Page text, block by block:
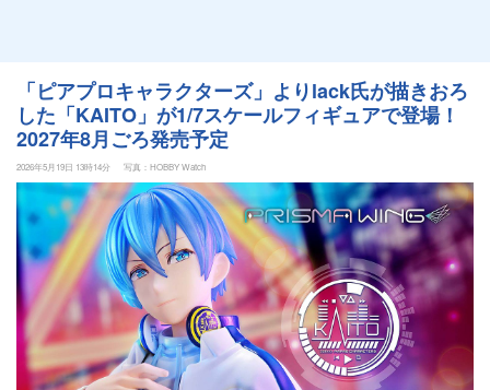
「ピアプロキャラクターズ」よりlack氏が描きおろ
した「KAITO」が1/7スケールフィギュアで登場！
2027年8月ごろ発売予定
2026年5月19日 13時14分 写真：HOBBY Watch